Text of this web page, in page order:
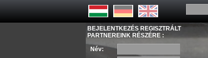
BEJELENTKEZÉS REGISZTRÁLT
PARTNEREINK RÉSZÉRE :
Név: